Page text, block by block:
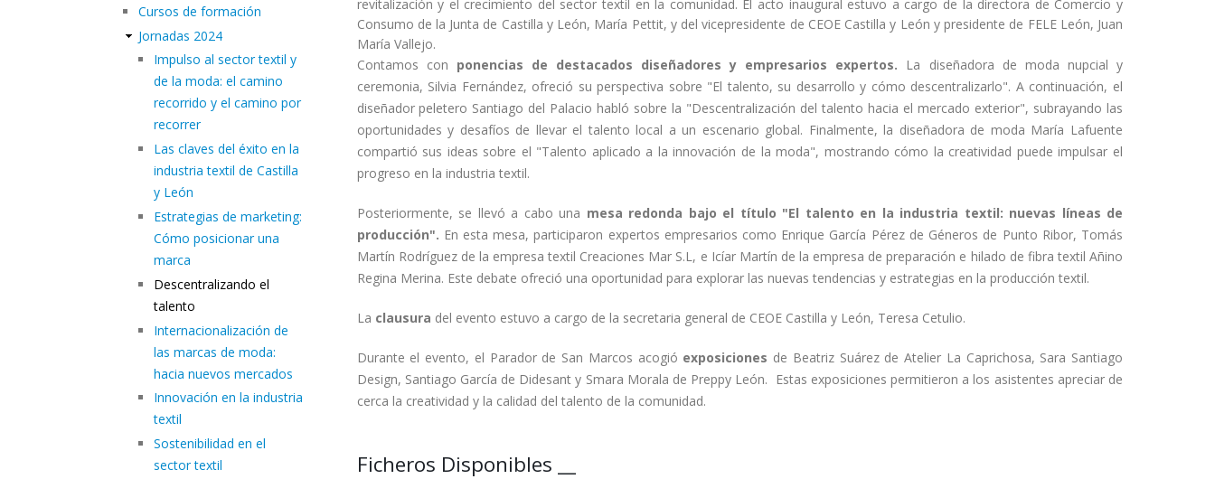
Cursos de formación
Jornadas 2024
Impulso al sector textil y
de la moda: el camino
recorrido y el camino por
recorrer
Las claves del éxito en la
industria textil de Castilla
y León
Estrategias de marketing:
Cómo posicionar una
marca
Descentralizando el
talento
Internacionalización de
las marcas de moda:
hacia nuevos mercados
Innovación en la industria
textil
Sostenibilidad en el
sector textil
revitalización y el crecimiento del sector textil en la comunidad. El acto inaugural estuvo a cargo de la directora de Comercio y
Consumo de la Junta de Castilla y León, María Pettit, y del vicepresidente de CEOE Castilla y León y presidente de FELE León, Juan
María Vallejo.
Contamos con ponencias de destacados diseñadores y empresarios expertos. La diseñadora de moda nupcial y
ceremonia, Silvia Fernández, ofreció su perspectiva sobre "El talento, su desarrollo y cómo descentralizarlo". A continuación, el
diseñador peletero Santiago del Palacio habló sobre la "Descentralización del talento hacia el mercado exterior", subrayando las
oportunidades y desafíos de llevar el talento local a un escenario global. Finalmente, la diseñadora de moda María Lafuente
compartió sus ideas sobre el "Talento aplicado a la innovación de la moda", mostrando cómo la creatividad puede impulsar el
progreso en la industria textil.
Posteriormente, se llevó a cabo una mesa redonda bajo el título "El talento en la industria textil: nuevas líneas de
producción". En esta mesa, participaron expertos empresarios como Enrique García Pérez de Géneros de Punto Ribor, Tomás
Martín Rodríguez de la empresa textil Creaciones Mar S.L, e Icíar Martín de la empresa de preparación e hilado de fibra textil Añino
Regina Merina. Este debate ofreció una oportunidad para explorar las nuevas tendencias y estrategias en la producción textil.
La clausura del evento estuvo a cargo de la secretaria general de CEOE Castilla y León, Teresa Cetulio.
Durante el evento, el Parador de San Marcos acogió exposiciones de Beatriz Suárez de Atelier La Caprichosa, Sara Santiago
Design, Santiago García de Didesant y Smara Morala de Preppy León. Estas exposiciones permitieron a los asistentes apreciar de
cerca la creatividad y la calidad del talento de la comunidad.
Ficheros Disponibles __